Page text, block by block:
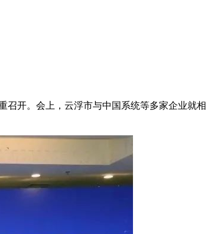
召开。会上，云浮市与中国系统等多家企业就相